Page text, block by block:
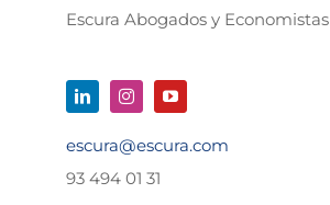
Escura Abogados y Economistas
escura@escura.com
93 494 01 31